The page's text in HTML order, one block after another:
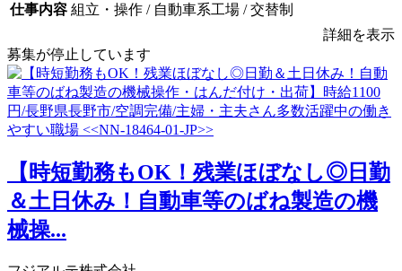
仕事内容 組立・操作 / 自動車系工場 / 交替制
詳細を表示
募集が停止しています
【時短勤務もOK！残業ほぼなし◎日勤
＆土日休み！自動車等のばね製造の機
械操...